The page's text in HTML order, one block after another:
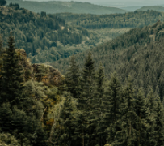
发布
未知设备
在主题许可下可免费使用
分享
正在